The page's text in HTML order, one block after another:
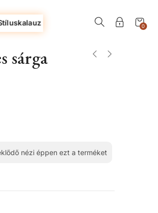
0
sárga
nézi éppen ezt a terméket